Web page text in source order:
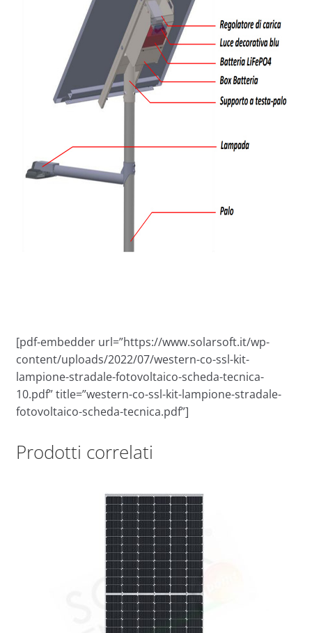
[pdf-embedder url=”https://www.solarsoft.it/wp-
content/uploads/2022/07/western-co-ssl-kit-
lampione-stradale-fotovoltaico-scheda-tecnica-
10.pdf” title=”western-co-ssl-kit-lampione-stradale-
fotovoltaico-scheda-tecnica.pdf”]
Prodotti correlati